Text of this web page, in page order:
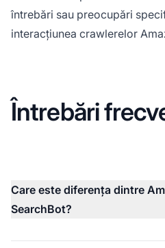
întrebări sau preocupări
interacțiunea crawlerelor
Întrebări
Care este diferența dintre
SearchBot?